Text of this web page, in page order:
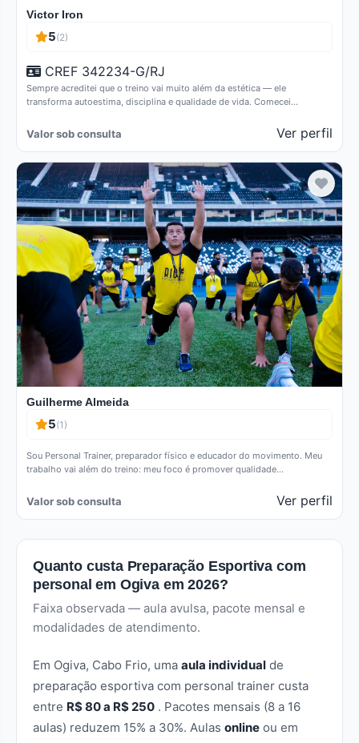
Victor Iron
5(2)
CREF 342234-G/RJ
Sempre acreditei que o treino vai muito além da estética — ele
transforma autoestima, disciplina e qualidade de vida. Comecei…
Valor sob consulta Ver perfil
Verificado
Guilherme Almeida
5(1)
Sou Personal Trainer, preparador físico e educador do movimento. Meu
trabalho vai além do treino: meu foco é promover qualidade…
Valor sob consulta Ver perfil
Quanto custa Preparação Esportiva com
personal em Ogiva em 2026?
Faixa observada — aula avulsa, pacote mensal e
modalidades de atendimento.
Em Ogiva, Cabo Frio, uma aula individual de
preparação esportiva com personal trainer custa
entre R$ 80 a R$ 250 . Pacotes mensais (8 a 16
aulas) reduzem 15% a 30%. Aulas online ou em